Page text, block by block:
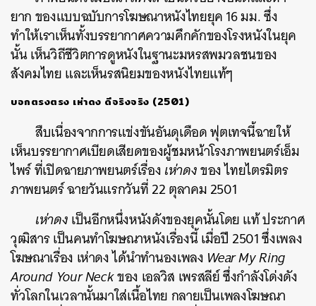
ยาก ของแบบฉบับการโฆษณาหนังไทยยุค 16 มม. ซึ่ง
ทำให้เราเห็นทั้งบรรยากาศความคึกคักของโรงหนังในยุค
นั้น เห็นวิถีชีวิตการดูหนังในฐานะมหรสพมวลชนของ
สังคมไทย และเห็นรสนิยมของหนังไทยแท้ๆ
บอกตรงตรง เห่าดง ดีจริงจริง (2501)
สืบเนื่องจากการแข่งขันอันดุเดือด ฟุตเทจนี้ฉายให้
เห็นบรรยากาศเบียดเสียดของผู้ชมหน้าโรงภาพยนตร์เอ็ม
ไพร์ ที่เปิดฉายภาพยนตร์เรื่องเห่าดงของ ไทยไตรมิตร
ภาพยนตร์ ฉายวันแรกวันที่ 22 ตุลาคม 2501
เห่าดงเป็นอีกหนึ่งหนังดังของยุคนั้นโดย แท้ ประกาศ
วุฒิสาร เป็นคนทำโฆษณาหนังเรื่องนี้ เมื่อปี 2501 ซึ่งเพลง
โฆษณาเรื่อง เห่าดง ได้นำทำนองเพลง Wear My Ring
Around Your Neckของ เอลวิส เพรสลีย์ ซึ่งกำลังโด่งดัง
ทั่วโลกในเวลานั้นมาใส่เนื้อไทย กลายเป็นเพลงโฆษณา